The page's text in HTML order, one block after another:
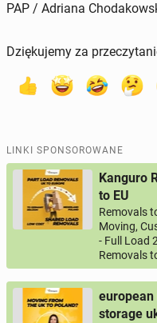
PAP / Adriana
Dziękujemy za
LINKI SPONSOROWANE
Kanguro
to EU
Removals
Moving,
- Full Load
Removals
storage